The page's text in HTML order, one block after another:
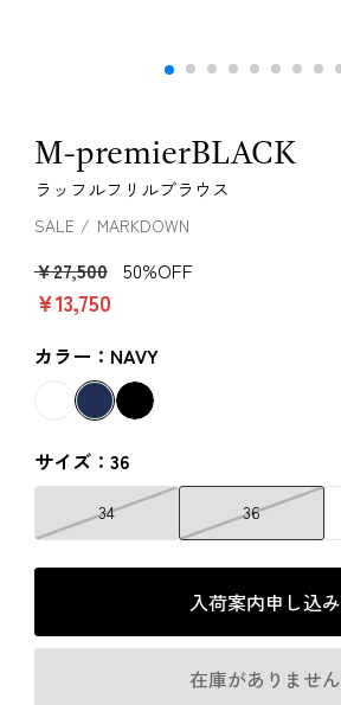
M-premierBLACK
ラッフルフリルブラウス
SALE MARKDOWN
￥27,500 50%OFF
￥13,750
カラー：NAVY
サイズ：36
34 36
入荷案内申し込み
在庫がありません